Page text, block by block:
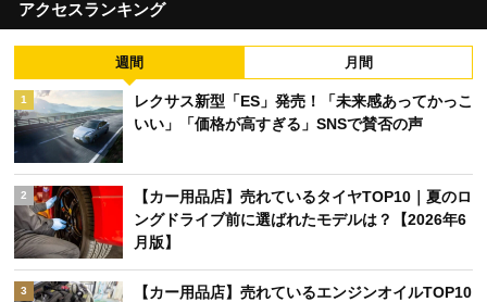
アクセスランキング
週間 月間
1
レクサス新型「ES」発売！「未来感あってかっこ
いい」「価格が高すぎる」SNSで賛否の声
2
【カー用品店】売れているタイヤTOP10｜夏のロ
ングドライブ前に選ばれたモデルは？【2026年6
月版】
3
【カー用品店】売れているエンジンオイルTOP10